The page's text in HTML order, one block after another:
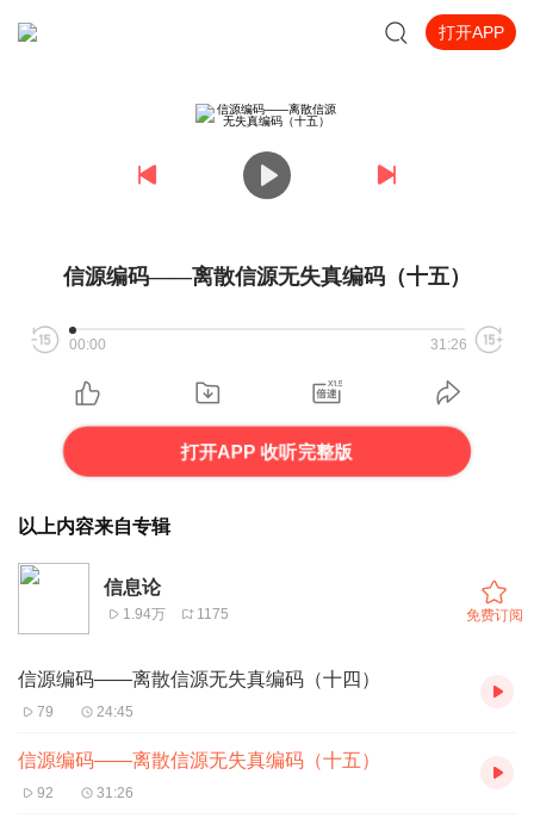
打开APP
信源编码——离散信源无失真编码（十五）
00:00 31:26
打开APP 收听完整版
以上内容来自专辑
信息论
1.94万 1175 免费订阅
信源编码——离散信源无失真编码（十四）
79 24:45
信源编码——离散信源无失真编码（十五）
92 31:26